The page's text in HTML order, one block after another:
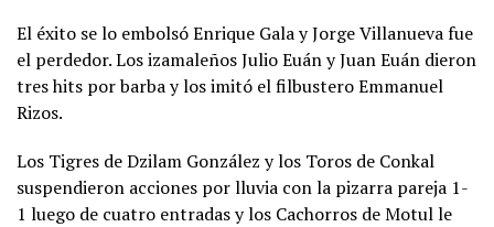
El éxito se lo embolsó Enrique Gala y Jorge Villanueva fue
el perdedor. Los izamaleños Julio Euán y Juan Euán dieron
tres hits por barba y los imitó el filbustero Emmanuel
Rizos.
Los Tigres de Dzilam González y los Toros de Conkal
suspendieron acciones por lluvia con la pizarra pareja 1-
1 luego de cuatro entradas y los Cachorros de Motul le